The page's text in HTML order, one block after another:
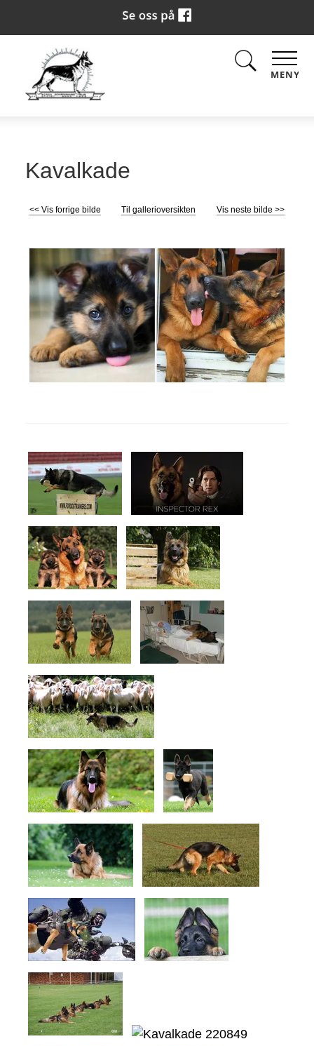
MENY
Kavalkade
<< Vis forrige bilde Til gallerioversikten Vis neste bilde >>